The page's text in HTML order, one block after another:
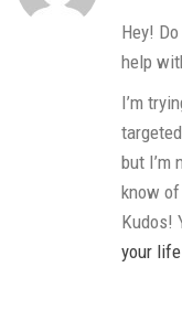
Hey!
help
I’m
but I’m
know of
Kudos!
your life